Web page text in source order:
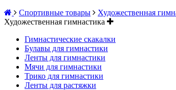
Спортивные товары
Художественная
Художественная гимнастика
Гимнастические скакалки
Булавы для гимнастики
Ленты для гимнастики
Мячи для гимнастики
Трико для гимнастики
Ленты для растяжки